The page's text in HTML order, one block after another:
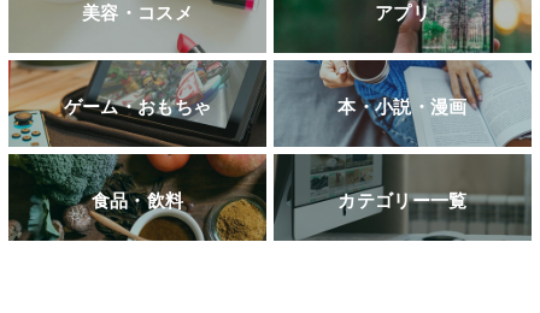
美容・コスメ アプリ
ゲーム・おもちゃ 本・小説・漫画
食品・飲料 カテゴリー一覧